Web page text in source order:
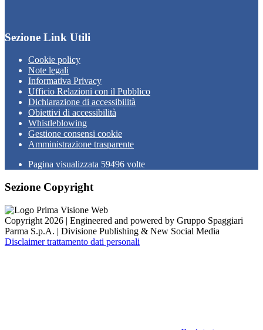
Sezione Link Utili
Cookie policy
Note legali
Informativa Privacy
Ufficio Relazioni con il Pubblico
Dichiarazione di accessibilità
Obiettivi di accessibilità
Whistleblowing
Gestione consensi cookie
Amministrazione trasparente
Pagina visualizzata 59496 volte
Sezione Copyright
Copyright 2026 | Engineered and powered by Gruppo Spaggiari
Parma S.p.A. | Divisione Publishing & New Social Media
Disclaimer trattamento dati personali